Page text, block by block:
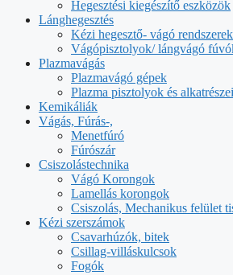
Hegesztési kiegészítő eszközök
Lánghegesztés
Kézi hegesztő- vágó rendszerek
Vágópisztolyok/ lángvágó
Plazmavágás
Plazmavágó gépek
Plazma pisztolyok és
Kemikáliák
Vágás, Fúrás-,
Menetfúró
Fúrószár
Csiszolástechnika
Vágó Korongok
Lamellás korongok
Csiszolás, Mechanikus felület
Kézi szerszámok
Csavarhúzók, bitek
Csillag-villáskulcsok
Fogók